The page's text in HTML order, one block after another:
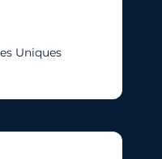
Uniques